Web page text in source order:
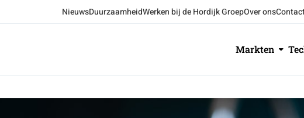
NieuwsDuurzaamheidWerken bij de Hordijk GroepOver ons
Markten